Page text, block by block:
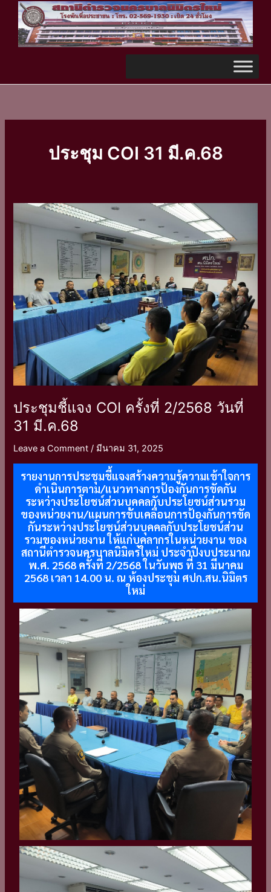
content
ประชุม COI 31 มี.ค.68
ประชุมชี้แจง COI ครั้งที่ 2/2568 วันที่
31 มี.ค.68
Leave a Comment / มีนาคม 31, 2025
รายงานการประชุมชี้แจงสร้างความรู้ความเข้าใจการ
ดำเนินการตาม/แนวทางการป้องกันการขัดกัน
ระหว่างประโยชน์ส่วนบุคคลกับประโยชน์ส่วนรวม
ของหน่วยงาน/แผนการขับเคลื่อนการป้องกันการขัด
กันระหว่างประโยชน์ส่วนบุคคลกับประโยชน์ส่วน
รวมของหน่วยงาน ให้แก่บุคลากรในหน่วยงาน ของ
สถานีตำรวจนครบาลนิมิตรใหม่ ประจำปีงบประมาณ
พ.ศ. 2568 ครั้งที่ 2/2568 ในวันพุธ ที่ 31 มีนาคม
2568 เวลา 14.00 น. ณ ห้องประชุม ศปก.สน.นิมิตร
ใหม่
ประชุม
ชี้แจง
2/2568
วัน
ที่
31
มี.ค.68
TikTok